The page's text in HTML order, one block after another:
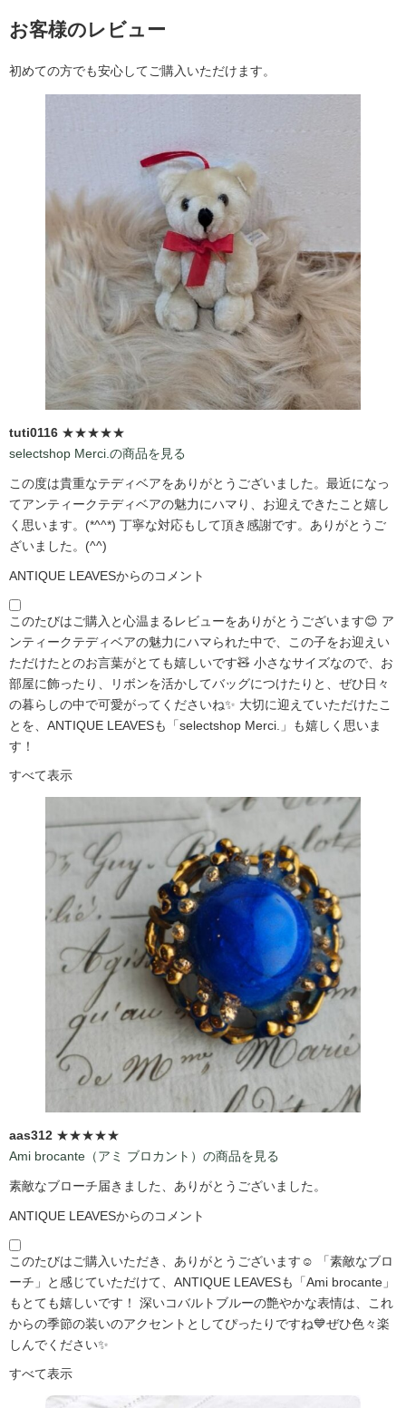
お客様のレビュー
初めての方でも安心してご購入いただけます。
tuti0116 ★★★★★
selectshop Merci.の商品を見る
この度は貴重なテディベアをありがとうございました。最近になっ
てアンティークテディベアの魅力にハマり、お迎えできたこと嬉し
く思います。(*^^*) 丁寧な対応もして頂き感謝です。ありがとうご
ざいました。(^^)
ANTIQUE LEAVESからのコメント
このたびはご購入と心温まるレビューをありがとうございます😊 ア
ンティークテディベアの魅力にハマられた中で、この子をお迎えい
ただけたとのお言葉がとても嬉しいです🧸 小さなサイズなので、お
部屋に飾ったり、リボンを活かしてバッグにつけたりと、ぜひ日々
の暮らしの中で可愛がってくださいね✨ 大切に迎えていただけたこ
とを、ANTIQUE LEAVESも「selectshop Merci.」も嬉しく思いま
す！
すべて表示
aas312 ★★★★★
Ami brocante（アミ ブロカント）の商品を見る
素敵なブローチ届きました、ありがとうございました。
ANTIQUE LEAVESからのコメント
このたびはご購入いただき、ありがとうございます☺️ 「素敵なブロ
ーチ」と感じていただけて、ANTIQUE LEAVESも「Ami brocante」
もとても嬉しいです！ 深いコバルトブルーの艶やかな表情は、これ
からの季節の装いのアクセントとしてぴったりですね💙ぜひ色々楽
しんでください✨
すべて表示